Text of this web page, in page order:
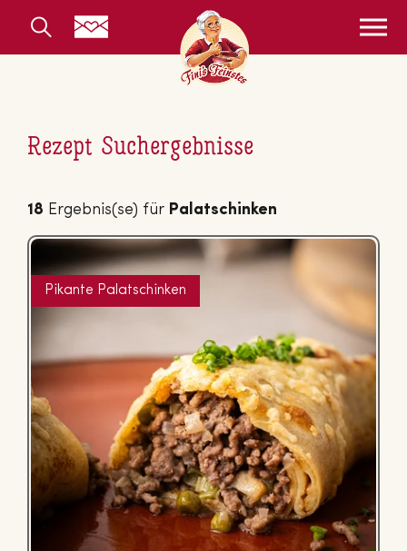
Rezept Suchergebnisse
18 Ergebnis(se) für Palatschinken
Pikante Palatschinken